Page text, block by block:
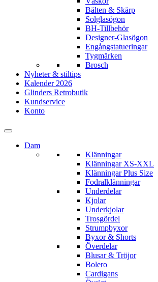
Bälten & Skärp
Solglasögon
BH-Tillbehör
Designer-Glasögon
Engångstatueringar
Tygmärken
Brosch
Nyheter & stiltips
Kalender 2026
Glinders Retrobutik
Kundservice
Konto
Dam
Klänningar
Klänningar XS-XXL
Klänningar Plus Size
Fodralklänningar
Underdelar
Kjolar
Underkjolar
Trosgördel
Strumpbyxor
Byxor & Shorts
Överdelar
Blusar & Tröjor
Bolero
Cardigans